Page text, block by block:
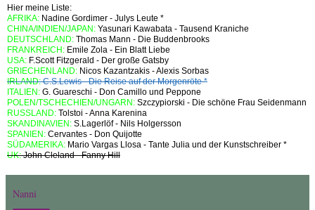
Hier meine Liste:
AFRIKA: Nadine Gordimer - Julys Leute *
CHINA/INDIEN/JAPAN: Yasunari Kawabata - Tausend Kraniche
DEUTSCHLAND: Thomas Mann - Die Buddenbrooks
FRANKREICH: Emile Zola - Ein Blatt Liebe
USA: F.Scott Fitzgerald - Der große Gatsby
GRIECHENLAND: Nicos Kazantzakis - Alexis Sorbas
IRLAND:C.S.Lewis - Die Reise auf der Morgenröte *
ITALIEN: G. Guareschi - Don Camillo und Peppone
POLEN/TSCHECHIEN/UNGARN: Szczypiorski - Die schöne Frau Seidenmann
RUSSLAND: Tolstoi - Anna Karenina
SKANDINAVIEN: S.Lagerlöf - Nils Holgersson
SPANIEN: Cervantes - Don Quijotte
SÜDAMERIKA: Mario Vargas Llosa - Tante Julia und der Kunstschreiber *
UK:John Cleland - Fanny Hill
Nanni